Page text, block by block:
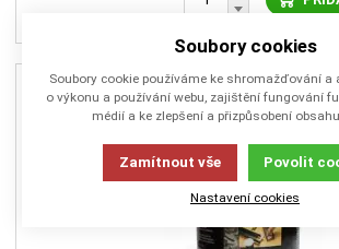
Soubory cookies
Soubory cookie používáme ke shromažďování a
o výkonu a používání webu, zajištění fungování
médií a ke zlepšení a přizpůsobení
Zamítnout vše Povolit
Nastavení cookies